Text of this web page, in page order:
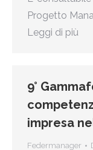
Progetto
Leggi di più
9°
impresa
Federmanager